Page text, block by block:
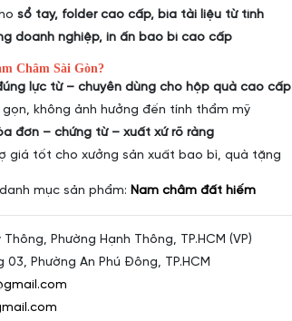
sổ tay, folder cao cấp, bìa tài liệu từ tính
doanh nghiệp, in ấn bao bì cao cấp
Châm Sài Gòn?
lực từ – chuyên dùng cho hộp quà cao cấp
không ảnh hưởng đến tính thẩm mỹ
đơn – chứng từ – xuất xứ rõ ràng
giá tốt cho xưởng sản xuất bao bì, quà tặng
mục sản phẩm: Nam châm đất hiếm
Phường Hạnh Thông, TP.HCM (VP)
Phường An Phú Đông, TP.HCM